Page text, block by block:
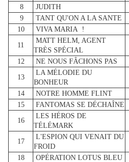
8 JUDITH
9
TANT QU'ON A LA SANTE
10
VIVA MARIA !
11
MATT HELM, AGENT
TRÈS SPÉCIAL
12 NE NOUS FÂCHONS PAS
13
LA MÉLODIE DU
BONHEUR
14 NOTRE HOMME FLINT
15
FANTOMAS SE DÉCHAÎNE
16
LES HÉROS DE
TÉLÉMARK
17
L'ESPION QUI VENAIT DU
FROID
18 OPÉRATION LOTUS BLEU